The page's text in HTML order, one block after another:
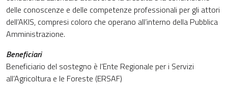
delle conoscenze e delle competenze professionali per gli attori
dell’AKIS, compresi coloro che operano all’interno della Pubblica
Amministrazione.
Beneficiari
Beneficiario del sostegno è l’Ente Regionale per i Servizi
all’Agricoltura e le Foreste (ERSAF)